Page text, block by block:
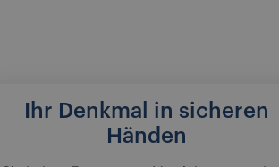
Ihr Denkmal in sicheren
Händen